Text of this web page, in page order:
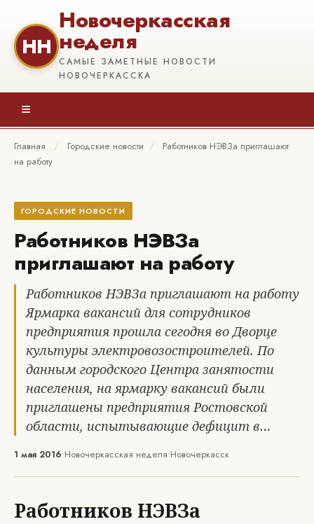
НН
Новочеркасская
неделя
САМЫЕ ЗАМЕТНЫЕ НОВОСТИ
НОВОЧЕРКАССКА
≡
Главная / Городские новости /
Работников НЭВЗа приглашают
на работу
ГОРОДСКИЕ НОВОСТИ
Работников НЭВЗа
приглашают на работу
Работников НЭВЗа приглашают на работу
Ярмарка вакансий для сотрудников
предприятия прошла сегодня во Дворце
культуры электровозостроителей. По
данным городского Центра занятости
населения, на ярмарку вакансий были
приглашены предприятия Ростовской
области, испытывающие дефицит в…
1 мая 2016•Новочеркасская неделя•Новочеркасск
Работников НЭВЗа